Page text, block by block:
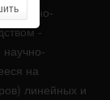
-
на
линейных и